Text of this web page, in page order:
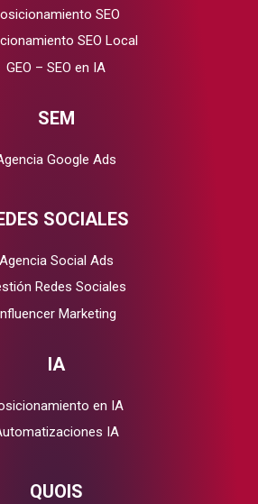
SEO
SEO Local
GEO – SEO en IA
SEM
Google Ads
SOCIALES
Agencia Social Ads
Redes Sociales
Marketing
IA
en IA
IA
QUOIS